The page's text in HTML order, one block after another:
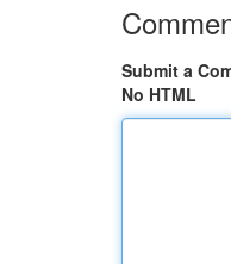
Submit a
No HTML